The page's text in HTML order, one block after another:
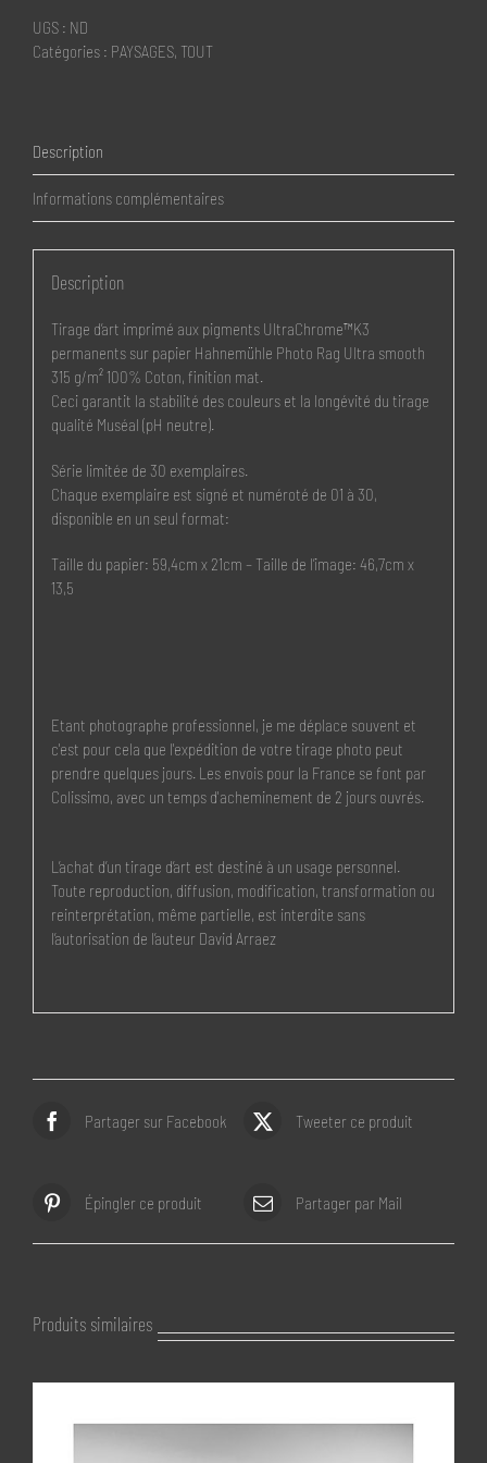
Caen
UGS : ND
Catégories : PAYSAGES, TOUT
Description
Informations complémentaires
Description
Tirage d’art imprimé aux pigments UltraChrome™K3
permanents sur papier Hahnemühle Photo Rag Ultra smooth
315 g/m² 100% Coton, finition mat.
Ceci garantit la stabilité des couleurs et la longévité du tirage
qualité Muséal (pH neutre).
Série limitée de 30 exemplaires.
Chaque exemplaire est signé et numéroté de 01 à 30,
disponible en un seul format:
Taille du papier: 59,4cm x 21cm – Taille de l’image: 46,7cm x
13,5
Etant photographe professionnel, je me déplace souvent et
c'est pour cela que l'expédition de votre tirage photo peut
prendre quelques jours. Les envois pour la France se font par
Colissimo, avec un temps d'acheminement de 2 jours ouvrés.
L’achat d’un tirage d’art est destiné à un usage personnel.
Toute reproduction, diffusion, modification, transformation ou
reinterprétation, même partielle, est interdite sans
l’autorisation de l’auteur David Arraez
Partager sur Facebook Tweeter ce produit
Épingler ce produit Partager par Mail
Produits similaires